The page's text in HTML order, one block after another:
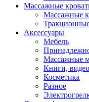
Массажные
Массажные
Аксессуары
Мебель
Массажные
Книги,
Косметика
Разное